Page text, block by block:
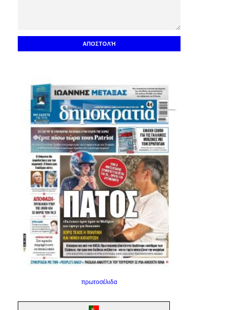
πρωτοσέλιδα